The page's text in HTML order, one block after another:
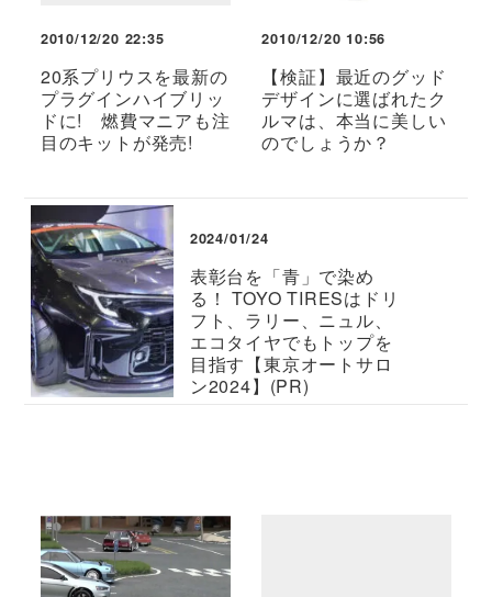
2010/12/20 22:35
20系プリウスを最新の
プラグインハイブリッ
ドに! 燃費マニアも注
目のキットが発売!
2010/12/20 10:56
【検証】最近のグッド
デザインに選ばれたク
ルマは、本当に美しい
のでしょうか？
2024/01/24
表彰台を「青」で染め
る！ TOYO TIRESはドリ
フト、ラリー、ニュル、
エコタイヤでもトップを
目指す【東京オートサロ
ン2024】(PR)